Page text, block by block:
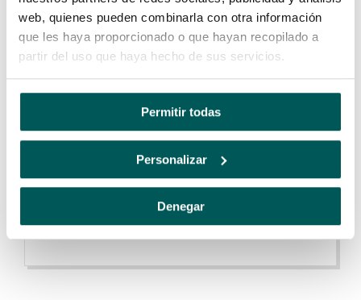
web, quienes pueden combinarla con otra información
que les haya proporcionado o que hayan recopilado a
partir del uso que haya hecho de sus servicios.
Permitir todas
Personalizar
Denegar
Extrai-a mapas de quantidades 2D e 3D a
partir de uma única solução
Ganhe mais obras com orçamentos mais
precisas produzidas a partir da extração de mapas
de quantidades integrado.
SAIBA MAIS